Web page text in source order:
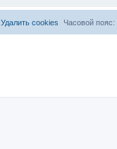
Часовой пояс:
Удалить cookies